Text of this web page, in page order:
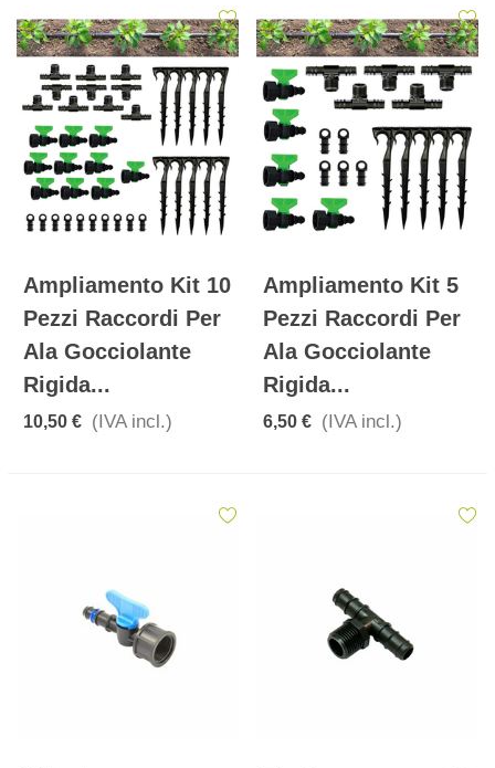
Ampliamento Kit 10
Pezzi Raccordi Per
Ala Gocciolante
Rigida...
10,50 € (IVA incl.)
Ampliamento Kit 5
Pezzi Raccordi Per
Ala Gocciolante
Rigida...
6,50 € (IVA incl.)